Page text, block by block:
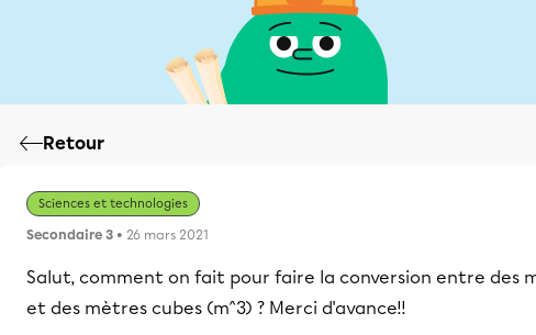
Retour
Sciences et technologies
Secondaire 3 • 26 mars 2021
Salut, comment on fait pour faire la conversion entre des
et des mètres cubes (m^3) ? Merci d'avance!!